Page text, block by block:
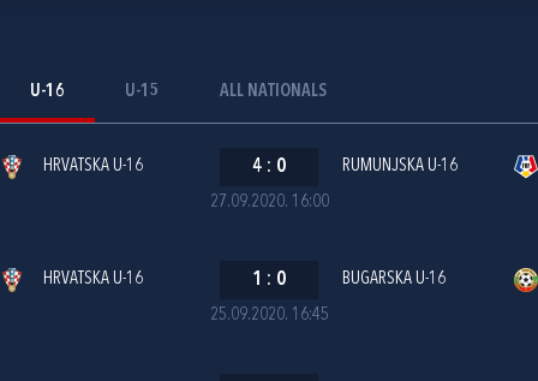
U-16 U-15 ALL NATIONALS
27.09.2020. 16:00
HRVATSKA U-16 4 : 0 RUMUNJSKA U-16
25.09.2020. 16:45
HRVATSKA U-16 1 : 0 BUGARSKA U-16